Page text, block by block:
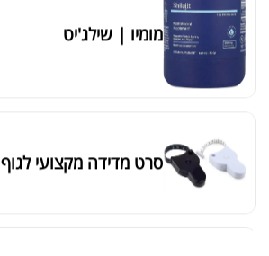
מומיו | שילג'יט
סרט מדידה מקצועי לגוף